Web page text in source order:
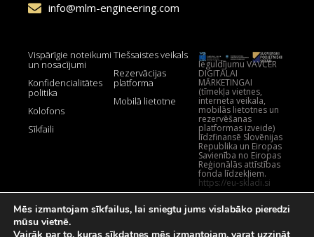
info@mlm-engineering.com
Vispārīgie noteikumi
un nosacījumi
Konfidencialitātes
politika
Kolofons
Sīkfaili
Tiešsaistes veikals
Rezervācijas
platforma
Mobilā lietotne
Ieguldījumu VAVČER
DIGITĀLAI
MĀRKETINGAI
(tīmekļa vietnes,
interneta veikala,
mobilās lietotnes un
rezervēšanas
platformas izveide)
līdzfinansē Slovēnijas
Republika un Eiropas
Savienība no Eiropas
Reģionālās attīstības
fonda līdzekļiem.
https://eu-skladi.si
Mēs izmantojam sīkfailus, lai sniegtu jums vislabāko pieredzi
mūsu vietnē.